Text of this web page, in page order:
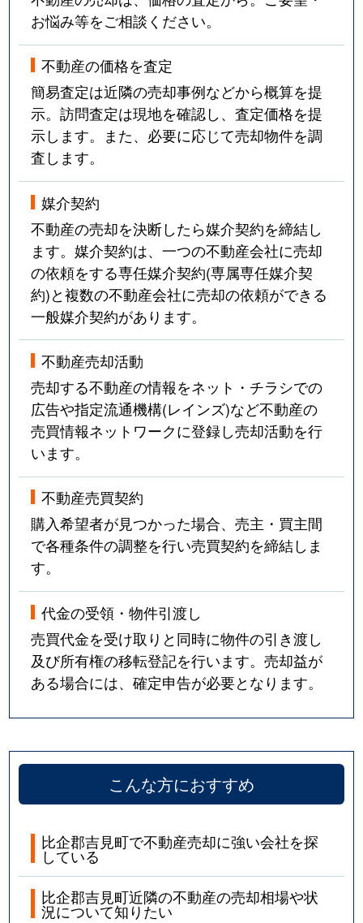
お悩み等をご相談ください。
不動産の価格を査定
簡易査定は近隣の売却事例などから概算を提
示。訪問査定は現地を確認し、査定価格を提
示します。また、必要に応じて売却物件を調
査します。
媒介契約
不動産の売却を決断したら媒介契約を締結し
ます。媒介契約は、一つの不動産会社に売却
の依頼をする専任媒介契約(専属専任媒介契
約)と複数の不動産会社に売却の依頼ができる
一般媒介契約があります。
不動産売却活動
売却する不動産の情報をネット・チラシでの
広告や指定流通機構(レインズ)など不動産の
売買情報ネットワークに登録し売却活動を行
います。
不動産売買契約
購入希望者が見つかった場合、売主・買主間
で各種条件の調整を行い売買契約を締結しま
す。
代金の受領・物件引渡し
売買代金を受け取りと同時に物件の引き渡し
及び所有権の移転登記を行います。売却益が
ある場合には、確定申告が必要となります。
こんな方におすすめ
比企郡吉見町で不動産売却に強い会社を探
している
比企郡吉見町近隣の不動産の売却相場や状
況について知りたい